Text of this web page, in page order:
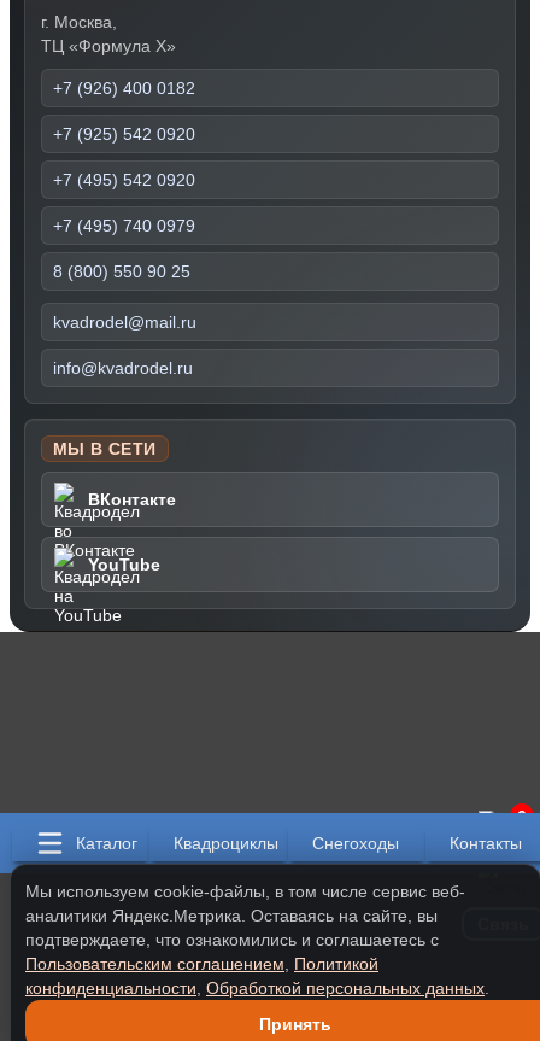
Каталог Квадроциклы Снегоходы Контакты
0
г. Москва,
ТЦ «Формула Х»
+7 (926) 400 0182
+7 (925) 542 0920
+7 (495) 542 0920
+7 (495) 740 0979
8 (800) 550 90 25
kvadrodel@mail.ru
info@kvadrodel.ru
МЫ В СЕТИ
ВКонтакте
YouTube
Мы используем cookie-файлы, в том числе сервис веб-
аналитики Яндекс.Метрика. Оставаясь на сайте, вы
подтверждаете, что ознакомились и соглашаетесь с
Пользовательским соглашением
Политикой
конфиденциальности Обработкой персональных данных
Принять